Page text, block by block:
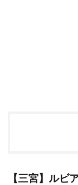
【三宮】ルビ